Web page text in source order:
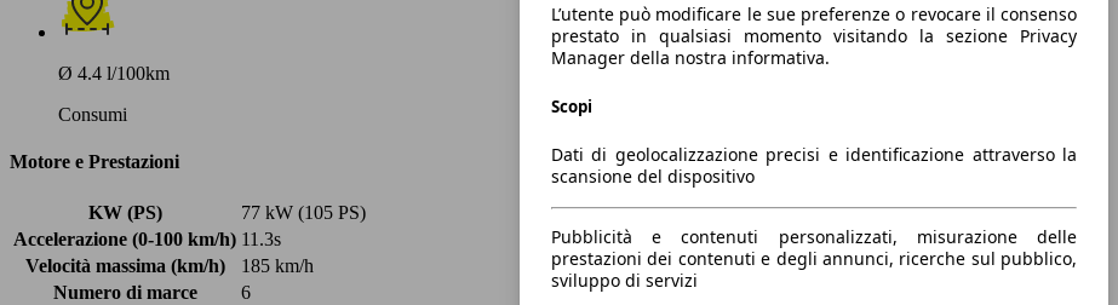
Ø 4.4 l/100km
Consumi
Motore e Prestazioni
KW (PS)
77 kW (105 PS)
Accelerazione (0-100 km/h) 11.3s
Velocità massima (km/h)
185 km/h
Numero di marce
6
L’utente può modificare le sue preferenze o revocare il consenso
prestato in qualsiasi momento visitando la sezione Privacy
Manager della nostra informativa.
Scopi
Dati di geolocalizzazione precisi e identificazione attraverso la
scansione del dispositivo
Pubblicità e contenuti personalizzati, misurazione delle
prestazioni dei contenuti e degli annunci, ricerche sul pubblico,
sviluppo di servizi